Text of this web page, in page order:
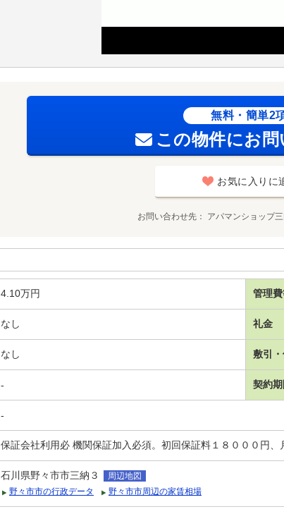
無料・簡単2
この物件にお
お気に入りに
お問い合わせ先 アパマンショップ
4.10万円 管理
なし 礼金
なし 敷引
- 契約期
-
保証会社利用必 機関保証加入必須。初回保証料１８０００円
石川県野々市市三納３
周辺地図
野々市市の行政データ
野々市市周辺の家賃相場